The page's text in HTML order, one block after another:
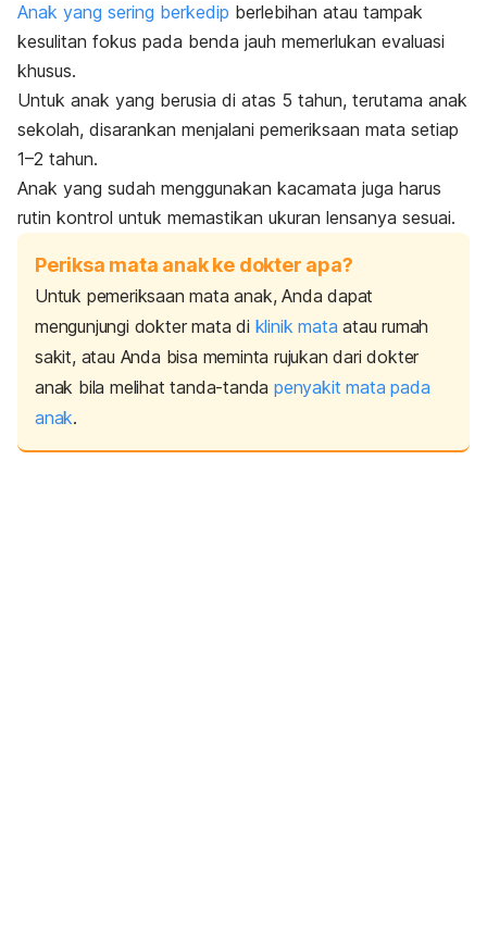
Anak yang sering berkedip berlebihan atau tampak
kesulitan fokus pada benda jauh memerlukan evaluasi
khusus.
Untuk anak yang berusia di atas 5 tahun, terutama anak
sekolah, disarankan menjalani pemeriksaan mata setiap
1–2 tahun.
Anak yang sudah menggunakan kacamata juga harus
rutin kontrol untuk memastikan ukuran lensanya sesuai.
Periksa mata anak ke dokter apa?
Untuk pemeriksaan mata anak, Anda dapat
mengunjungi dokter mata di klinik mata atau rumah
sakit, atau Anda bisa meminta rujukan dari dokter
anak bila melihat tanda-tandapenyakit mata pada
anak.